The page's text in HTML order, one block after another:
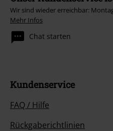
Wir sind wieder erreichbar:
Mehr Infos
Chat starten
Kundenservice
FAQ / Hilfe
Rückgaberichtlinien